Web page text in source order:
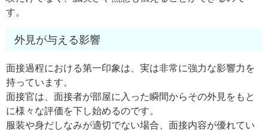
す。
外見が与える影響
面接過程における第一印象は、実は非常に強力な影響力を
持っています。
面接官は、面接者が部屋に入った瞬間からその外見をもと
に様々な評価を下し始めるのです。
服装や身だしなみが適切でない場合、面接内容が優れてい